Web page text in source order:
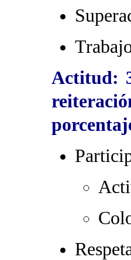
Actitud: